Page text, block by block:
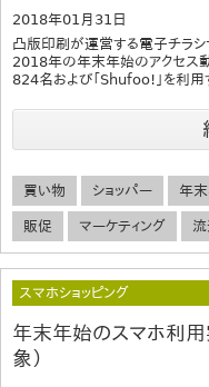
2018年01月31日
凸版印刷が運営する電子チラシ
2018年の年末年始のアクセス
824名および「Shufoo!」を利
買い物 ショッパー 年
販促 マーケティング 流
スマホショッピング
年末年始のスマホ利
象）